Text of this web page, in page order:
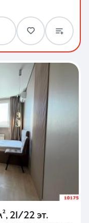
, 21/22 эт.